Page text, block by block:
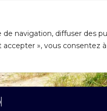
navigation, diffuser des
», vous consentez